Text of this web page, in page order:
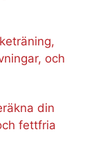
och
din
fettfria